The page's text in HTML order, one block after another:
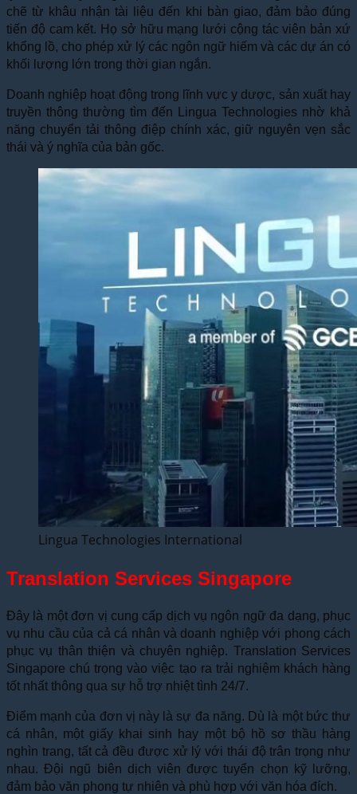
chẽ từ khâu nhận tài liệu đến khi bàn giao, đảm bảo đúng
tiến độ cam kết. Họ sở hữu mạng lưới cộng tác viên bản xứ
khổng lồ, cho phép xử lý các ngôn ngữ hiếm và các dự án có
khối lượng lớn trong thời gian ngắn.
Doanh nghiệp hoạt động trong lĩnh vực y dược, sản xuất hay
truyền thông thường tìm đến Lingua Technologies nhờ khả
năng chuyển tải thông điệp chính xác, giữ nguyên vẹn sắc
thái và ý nghĩa của bản gốc.
Lingua Technologies International
Translation Services Singapore
Đây là một đơn vị cung cấp dịch vụ ngôn ngữ đa dạng, phục
vụ nhu cầu của cả cá nhân và doanh nghiệp với phong cách
phục vụ thân thiện và chuyên nghiệp. Translation Services
Singapore chú trọng vào việc tạo ra trải nghiệm khách hàng
tốt nhất thông qua sự hỗ trợ nhiệt tình 24/7.
Điểm mạnh của đơn vị này là sự đa năng. Dù là một bức thư
cá nhân, một giấy khai sinh hay một bộ hồ sơ thầu hàng
nghìn trang, tất cả đều được xử lý với thái độ trân trọng như
nhau. Đội ngũ biên dịch viên được tuyển chọn kỹ lưỡng,
đảm bảo văn phong tự nhiên và phù hợp với văn hóa đích.